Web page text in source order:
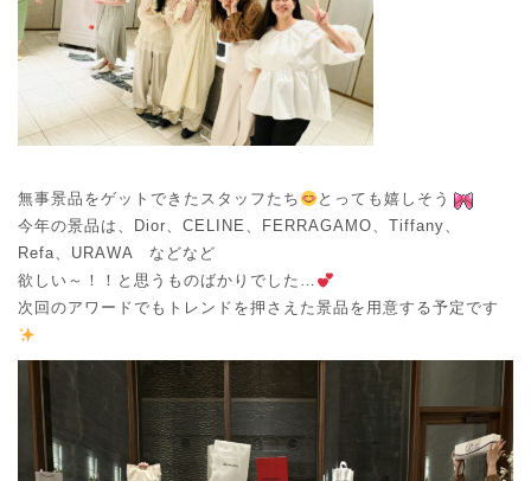
無事景品をゲットできたスタッフたち
とっても嬉しそう
今年の景品は、Dior、CELINE、FERRAGAMO、Tiffany、
Refa、URAWA などなど
欲しい～！！と思うものばかりでした…
次回のアワードでもトレンドを押さえた景品を用意する予定です